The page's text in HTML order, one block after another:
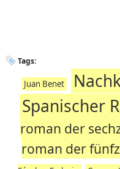
Tags:
Juan Benet
Spanischer
roman der
roman der